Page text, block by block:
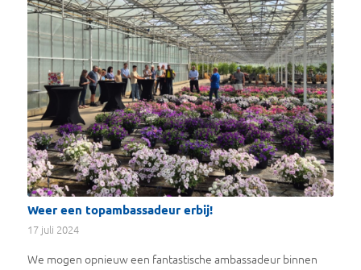
Weer een topambassadeur erbij!
17 juli 2024
We mogen opnieuw een fantastische ambassadeur binnen